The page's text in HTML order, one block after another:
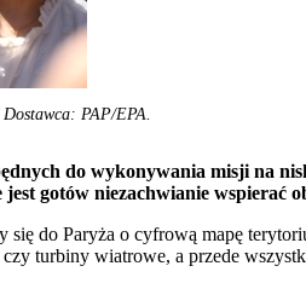
PAP/EPA.
do wykonywania misji na
gotów niezachwianie
się do Paryża o cyfrową mapę
turbiny wiatrowe, a przede